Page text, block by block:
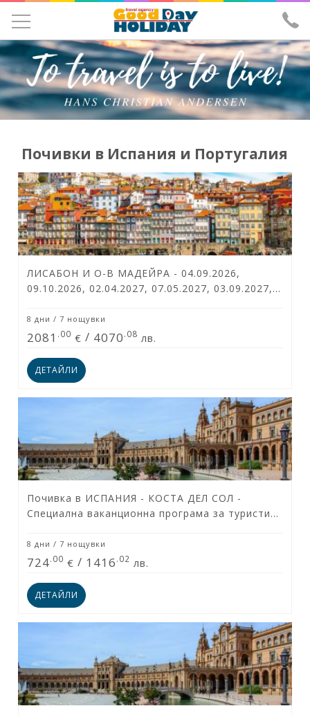
УЧЕНИЧЕСКИ ЕКСКУРЗИИ
ЕКСКУРЗИИ
ПОЧИВКИ
САМОЛЕТНИ БИЛЕТИ
ЗА НАС
ИЗПРАТИ ЗАПИТВАНЕ
ЛИЦЕНЗ И ЗАСТРАХОВКА
ПОДАРЪЧЕН ВАУЧЕР
ИСКАМ ДА НАУЧА ПОВЕЧЕ ....
Почивки в Испания и Португалия
ЛИСАБОН И О-В МАДЕЙРА - 04.09.2026,
09.10.2026, 02.04.2027, 07.05.2027, 03.09.2027,
8 дни / 7 нощувки
2081 .00 € / 4070.08 лв.
ДЕТАЙЛИ
Почивка в ИСПАНИЯ - КОСТА ДЕЛ СОЛ -
Специална ваканционна програма за туристи
8 дни / 7 нощувки
724.00 € / 1416.02 лв.
ДЕТАЙЛИ